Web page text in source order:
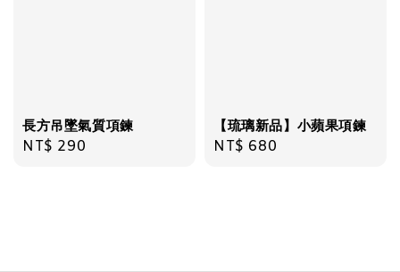
長方吊墜氣質項鍊
Regular
NT$ 290
【琉璃新品】小蘋果項鍊
Regular
NT$ 680